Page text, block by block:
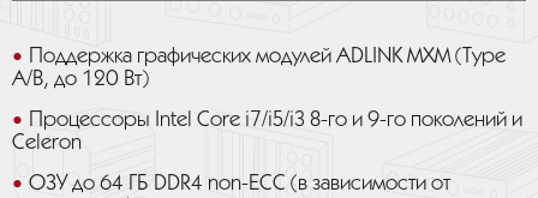
Поддержка графических модулей ADLINK MXM (Type
A/B, до 120 Вт)
Процессоры Intel Core i7/i5/i3 8-го и 9-го поколений и
Celeron
ОЗУ до 64 ГБ DDR4 non-ECC (в зависимости от